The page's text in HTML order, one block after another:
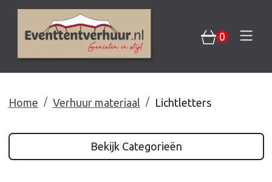
0
Home Verhuur materiaal Lichtletters
Bekijk Categorieën